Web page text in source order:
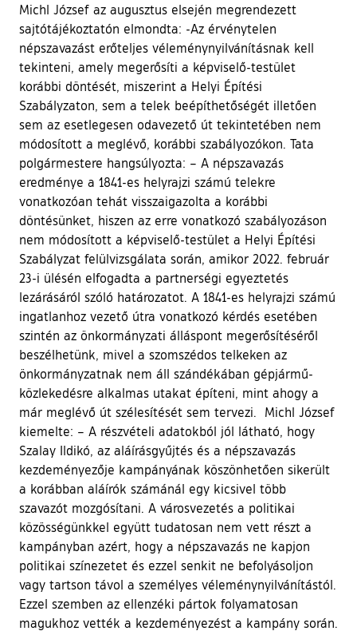
Michl József az augusztus elsején megrendezett
sajtótájékoztatón elmondta: -Az érvénytelen
népszavazást erőteljes véleménynyilvánításnak kell
tekinteni, amely megerősíti a képviselő-testület
korábbi döntését, miszerint a Helyi Építési
Szabályzaton, sem a telek beépíthetőségét illetően
sem az esetlegesen odavezető út tekintetében nem
módosított a meglévő, korábbi szabályozókon. Tata
polgármestere hangsúlyozta: – A népszavazás
eredménye a 1841-es helyrajzi számú telekre
vonatkozóan tehát visszaigazolta a korábbi
döntésünket, hiszen az erre vonatkozó szabályozáson
nem módosított a képviselő-testület a Helyi Építési
Szabályzat felülvizsgálata során, amikor 2022. február
23-i ülésén elfogadta a partnerségi egyeztetés
lezárásáról szóló határozatot. A 1841-es helyrajzi számú
ingatlanhoz vezető útra vonatkozó kérdés esetében
szintén az önkormányzati álláspont megerősítéséről
beszélhetünk, mivel a szomszédos telkeken az
önkormányzatnak nem áll szándékában gépjármű-
közlekedésre alkalmas utakat építeni, mint ahogy a
már meglévő út szélesítését sem tervezi. Michl József
kiemelte: – A részvételi adatokból jól látható, hogy
Szalay Ildikó, az aláírásgyűjtés és a népszavazás
kezdeményezője kampányának köszönhetően sikerült
a korábban aláírók számánál egy kicsivel több
szavazót mozgósítani. A városvezetés a politikai
közösségünkkel együtt tudatosan nem vett részt a
kampányban azért, hogy a népszavazás ne kapjon
politikai színezetet és ezzel senkit ne befolyásoljon
vagy tartson távol a személyes véleménynyilvánítástól.
Ezzel szemben az ellenzéki pártok folyamatosan
magukhoz vették a kezdeményezést a kampány során.